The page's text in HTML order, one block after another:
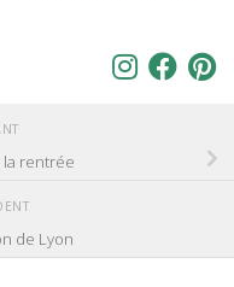
rentrée
de Lyon